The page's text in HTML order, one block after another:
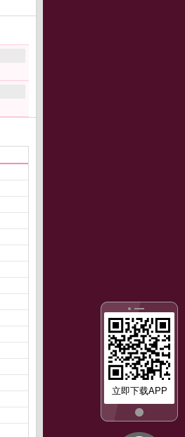
立即下载APP